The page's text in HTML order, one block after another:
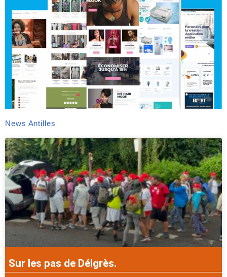
News Antilles
Sur les pas de Délgrès.